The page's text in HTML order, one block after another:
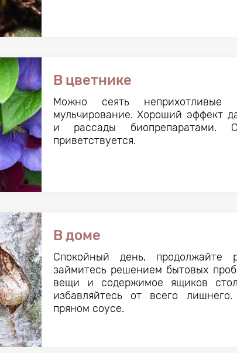
В цветнике
Можно сеять неприхотливые
мульчирование. Хороший эффект
и рассады биопрепаратами.
приветствуется.
В доме
Спокойный день, продолжайте
займитесь решением бытовых
вещи и содержимое ящиков
избавляйтесь от всего
пряном соусе.